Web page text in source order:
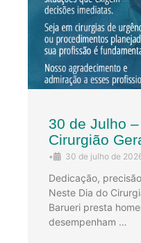
30 de Julho
Cirurgião
• 30 de julho de
Dedicação,
Neste Dia do
Barueri presta
desempenham …